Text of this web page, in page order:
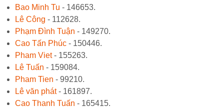
Bao Minh Tu - 146653.
Lê Công - 112628.
Phạm Đình Tuận - 149270.
Cao Tấn Phúc - 150446.
Pham Viet- 155263.
Lê Tuấn - 159084.
Pham Tien - 99210.
Lê văn phát- 161897.
Cao Thanh Tuấn - 165415.